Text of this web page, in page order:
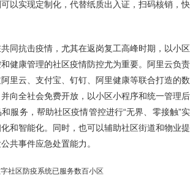
以实现定制化，代替纸质出入证，扫码核销，快
同抗击疫情，尤其在返岗复工高峰时期，以小区
健康管理的社区疫情防控尤为重要。阿里云负责
里云、支付宝、钉钉、阿里健康等联合打造的数
向全社会免费开放，以小区小程序和统一管理后
服务，帮助社区疫情管控进行“无界、零接触”实
和智能化。同时，也可以辅助社区街道和物业提
共事件应急处置能力。